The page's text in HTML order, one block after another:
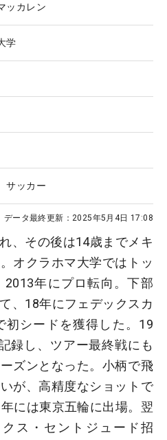
ッカレン
学
サッカー
データ最終更新： 2025年5月4日 17:08
、その後は14歳までメキ
オクラホマ大学ではトッ
年にプロ転向。下部
、18年にフェデックスカ
初シードを獲得した。19
録し、ツアー最終戦にも
ズンとなった。小柄で飛
が、高精度なショットで
には東京五輪に出場。翌
ス・セントジュード招